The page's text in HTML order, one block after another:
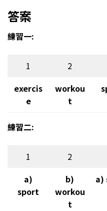
答案
練習一:
1 2
exercis
e
workou
t
練習二:
1 2
a)
sport
b)
workou
t
a)